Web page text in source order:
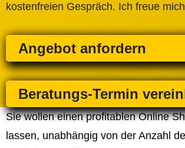
kostenfreien Gespräch. Ich freue
Angebot anfordern
Beratungs-Termin
Sie wollen einen profitablen Online
lassen, unabhängig von der Anzahl